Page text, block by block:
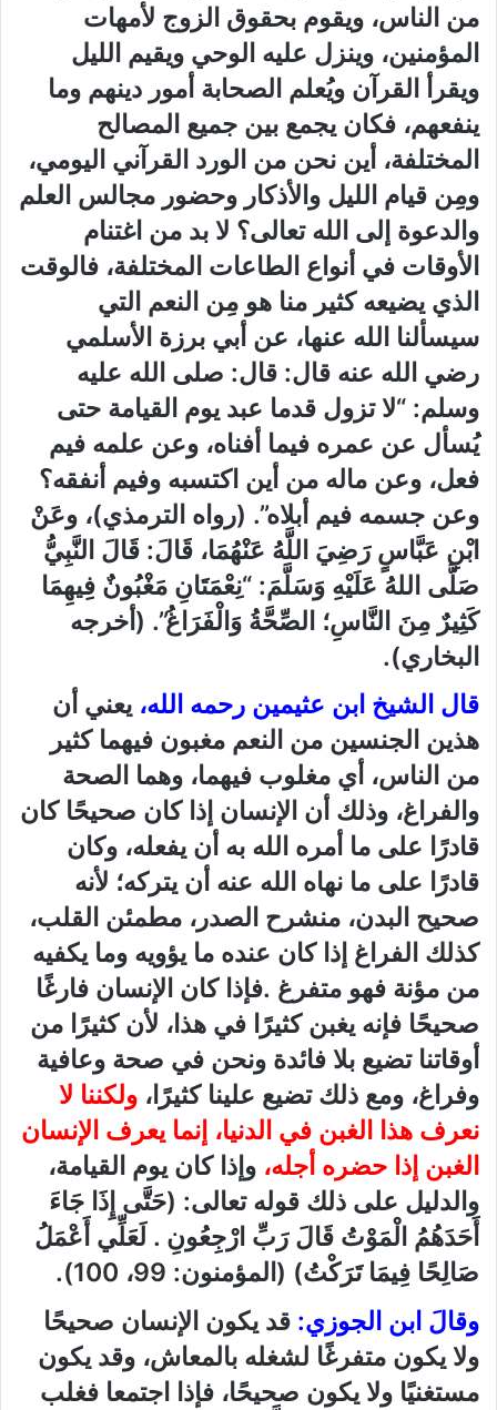
من الناس، ويقوم بحقوق الزوج لأمهات
المؤمنين، وينزل عليه الوحي ويقيم الليل
ويقرأ القرآن ويُعلم الصحابة أمور دينهم وما
ينفعهم، فكان يجمع بين جميع المصالح
المختلفة، أين نحن من الورد القرآني اليومي،
ومِن قيام الليل والأذكار وحضور مجالس العلم
والدعوة إلى الله تعالى؟ لا بد من اغتنام
الأوقات في أنواع الطاعات المختلفة، فالوقت
الذي يضيعه كثير منا هو مِن النعم التي
سيسألنا الله عنها، عن أبي برزة الأسلمي
رضي الله عنه قال: قال: صلى الله عليه
وسلم: “لا تزول قدما عبد يوم القيامة حتى
يُسأل عن عمره فيما أفناه، وعن علمه فيم
فعل، وعن ماله من أين اكتسبه وفيم أنفقه؟
وعن جسمه فيم أبلاه”. (رواه الترمذي)، وعَنْ
ابْنِ عَبَّاسٍ رَضِيَ اللَّهُ عَنْهُمَا، قَالَ: قَالَ النَّبِيُّ
صَلَّى اللهُ عَلَيْهِ وَسَلَّمَ: “نِعْمَتَانِ مَغْبُونٌ فِيهِمَا
كَثِيرٌ مِنَ النَّاسِ؛ الصِّحَّةُ وَالْفَرَاغُ”. (أخرجه
البخاري).
قال الشيخ ابن عثيمين رحمه الله، يعني أن
هذين الجنسين من النعم مغبون فيهما كثير
من الناس، أي مغلوب فيهما، وهما الصحة
والفراغ، وذلك أن الإنسان إذا كان صحيحًا كان
قادرًا على ما أمره الله به أن يفعله، وكان
قادرًا على ما نهاه الله عنه أن يتركه؛ لأنه
صحيح البدن، منشرح الصدر، مطمئن القلب،
كذلك الفراغ إذا كان عنده ما يؤويه وما يكفيه
من مؤنة فهو متفرغ .فإذا كان الإنسان فارغًا
صحيحًا فإنه يغبن كثيرًا في هذا، لأن كثيرًا من
أوقاتنا تضيع بلا فائدة ونحن في صحة وعافية
وفراغ، ومع ذلك تضيع علينا كثيرًا، ولكننا لا
نعرف هذا الغبن في الدنيا، إنما يعرف الإنسان
الغبن إذا حضره أجله، وإذا كان يوم القيامة،
والدليل على ذلك قوله تعالى: (حَتَّى إِذَا جَاءَ
أَحَدَهُمُ الْمَوْتُ قَالَ رَبِّ ارْجِعُونِ . لَعَلِّي أَعْمَلُ
صَالِحًا فِيمَا تَرَكْتُ) (المؤمنون: 99، 100).
وقالَ ابن الجوزي: قد يكون الإنسان صحيحًا
ولا يكون متفرغًا لشغله بالمعاش، وقد يكون
مستغنيًا ولا يكون صحيحًا، فإذا اجتمعا فغلب